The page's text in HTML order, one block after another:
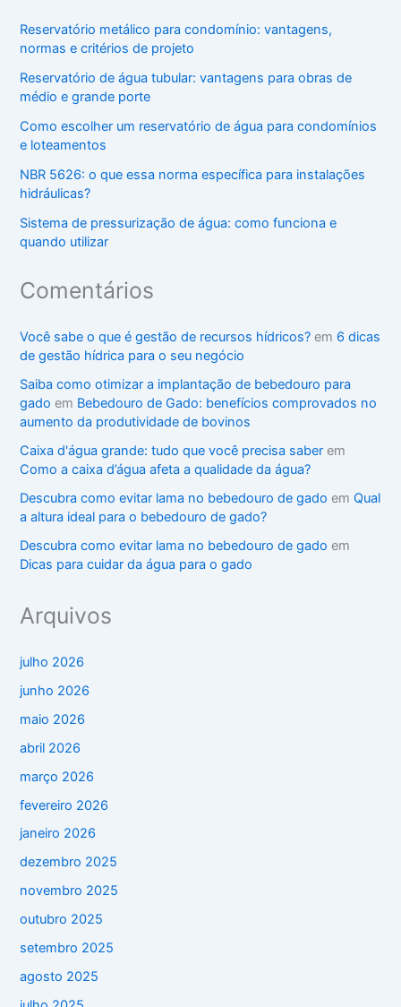
Reservatório metálico para condomínio: vantagens,
normas e critérios de projeto
Reservatório de água tubular: vantagens para obras de
médio e grande porte
Como escolher um reservatório de água para condomínios
e loteamentos
NBR 5626: o que essa norma específica para instalações
hidráulicas?
Sistema de pressurização de água: como funciona e
quando utilizar
Comentários
Você sabe o que é gestão de recursos hídricos? em 6 dicas
de gestão hídrica para o seu negócio
Saiba como otimizar a implantação de bebedouro para
gado em Bebedouro de Gado: benefícios comprovados no
aumento da produtividade de bovinos
Caixa d'água grande: tudo que você precisa saber em
Como a caixa d’água afeta a qualidade da água?
Descubra como evitar lama no bebedouro de gado em Qual
a altura ideal para o bebedouro de gado?
Descubra como evitar lama no bebedouro de gado em
Dicas para cuidar da água para o gado
Arquivos
julho 2026
junho 2026
maio 2026
abril 2026
março 2026
fevereiro 2026
janeiro 2026
dezembro 2025
novembro 2025
outubro 2025
setembro 2025
agosto 2025